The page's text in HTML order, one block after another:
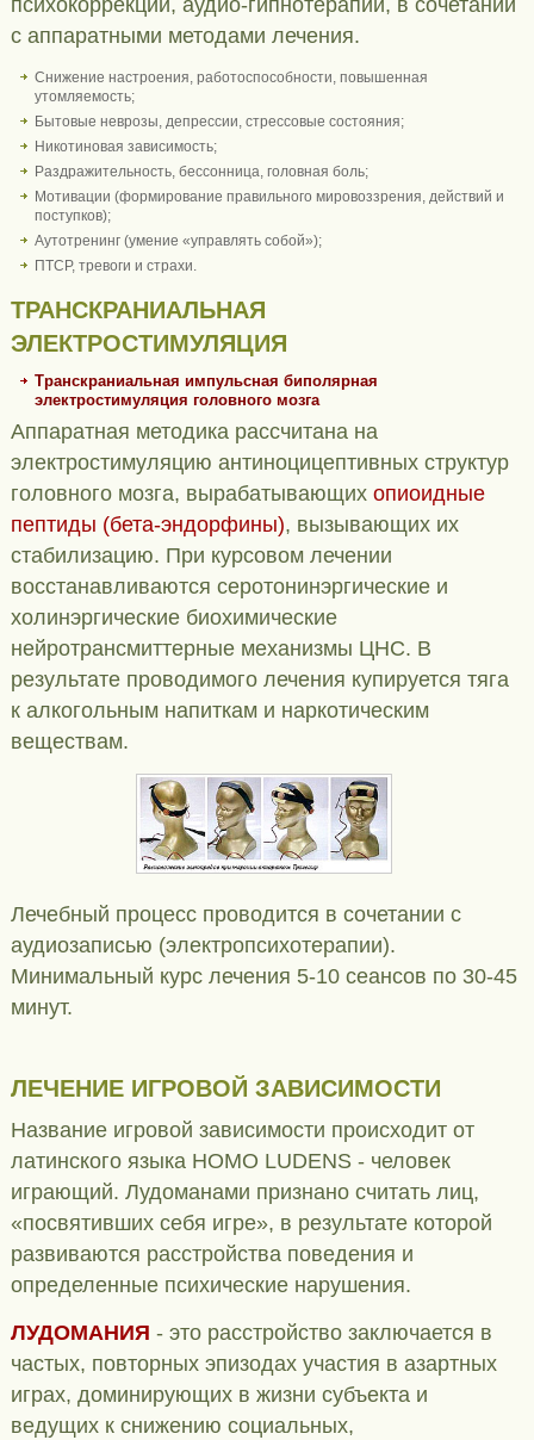
психокоррекции, аудио-гипнотерапии, в сочетании
с аппаратными методами лечения.
Снижение настроения, работоспособности, повышенная
утомляемость;
Бытовые неврозы, депрессии, стрессовые состояния;
Никотиновая зависимость;
Раздражительность, бессонница, головная боль;
Мотивации (формирование правильного мировоззрения, действий и
поступков);
Аутотренинг (умение «управлять собой»);
ПТСР, тревоги и страхи.
ТРАНСКРАНИАЛЬНАЯ
ЭЛЕКТРОСТИМУЛЯЦИЯ
Транскраниальная импульсная биполярная
электростимуляция головного мозга
Аппаратная методика рассчитана на
электростимуляцию антиноцицептивных структур
головного мозга, вырабатывающих опиоидные
пептиды (бета-эндорфины), вызывающих их
стабилизацию. При курсовом лечении
восстанавливаются серотонинэргические и
холинэргические биохимические
нейротрансмиттерные механизмы ЦНС. В
результате проводимого лечения купируется тяга
к алкогольным напиткам и наркотическим
веществам.
Лечебный процесс проводится в сочетании с
аудиозаписью (электропсихотерапии).
Минимальный курс лечения 5-10 сеансов по 30-45
минут.
ЛЕЧЕНИЕ ИГРОВОЙ ЗАВИСИМОСТИ
Название игровой зависимости происходит от
латинского языка HOMO LUDENS - человек
играющий. Лудоманами признано считать лиц,
«посвятивших себя игре», в результате которой
развиваются расстройства поведения и
определенные психические нарушения.
ЛУДОМАНИЯ - это расстройство заключается в
частых, повторных эпизодах участия в азартных
играх, доминирующих в жизни субъекта и
ведущих к снижению социальных,